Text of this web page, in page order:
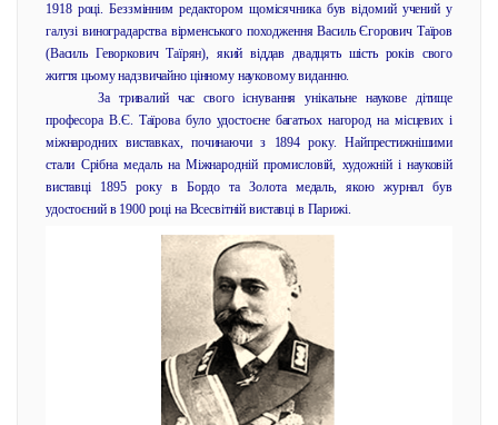
1918 році. Беззмінним редактором щомісячника був відомий учений у
галузі виноградарства вірменського походження Василь Єгорович Таїров
(Василь Геворкович Таїрян), який віддав двадцять шість років свого
життя цьому надзвичайно цінному науковому виданню.
За тривалий час свого існування унікальне наукове дітище
професора В.Є. Таїрова було удостоєне багатьох нагород на місцевих і
міжнародних виставках, починаючи з 1894 року. Найпрестижнішими
стали Срібна медаль на Міжнародній промисловій, художній і науковій
виставці 1895 року в Бордо та Золота медаль, якою журнал був
удостоєний в 1900 році на Всесвітній виставці в Парижі.